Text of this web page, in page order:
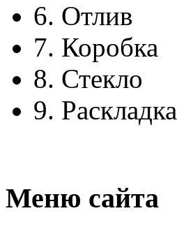
6. Отлив
7. Коробка
8. Стекло
9. Раскладка
Меню сайта